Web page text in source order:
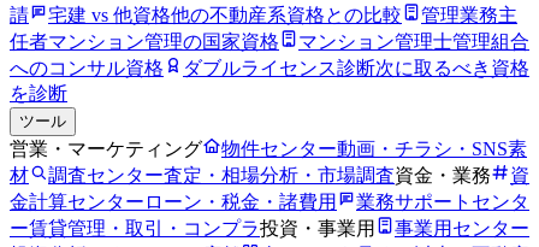
請
宅建 vs 他資格他の不動産系資格との比較
管理業務主
任者マンション管理の国家資格 マンション管理士管理組合
へのコンサル資格
ダブルライセンス診断次に取るべき資格
を診断
ツール
営業・マーケティング 物件センター動画・チラシ・SNS素
材
調査センター査定・相場分析・市場調査資金・業務
資
金計算センター ローン・税金・諸費用
業務サポートセンタ
ー賃貸管理・取引・コンプラ投資・事業用
事業用センター